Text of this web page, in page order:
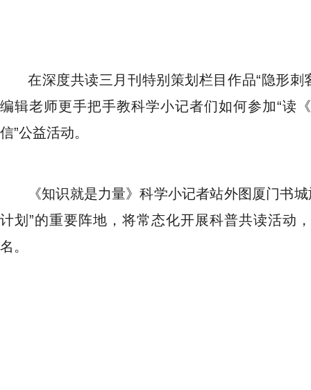
在深度共读三月刊特别策划栏目作品“隐形刺
编辑老师更手把手教科学小记者们如何参加“读
信”公益活动。
《知识就是力量》科学小记者站外图厦门书
计划”的重要阵地，将常态化开展科普共读活动
名。